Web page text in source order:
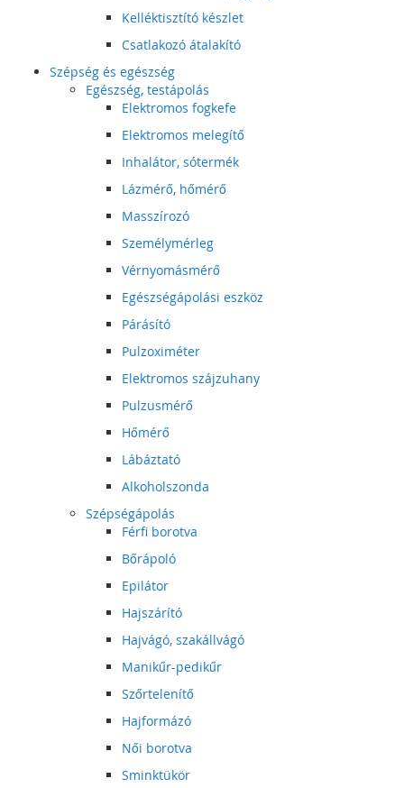
Kelléktisztító készlet
Csatlakozó átalakító
Szépség és egészség
Egészség, testápolás
Elektromos fogkefe
Elektromos melegítő
Inhalátor, sótermék
Lázmérő, hőmérő
Masszírozó
Személymérleg
Vérnyomásmérő
Egészségápolási eszköz
Párásító
Pulzoximéter
Elektromos szájzuhany
Pulzusmérő
Hőmérő
Lábáztató
Alkoholszonda
Szépségápolás
Férfi borotva
Bőrápoló
Epilátor
Hajszárító
Hajvágó, szakállvágó
Manikűr-pedikűr
Szőrtelenítő
Hajformázó
Női borotva
Sminktükör